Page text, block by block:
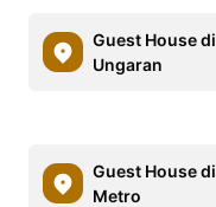
Guest House di
Ungaran
Guest House di
Metro